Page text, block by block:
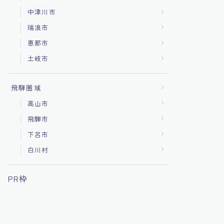
中津川市
瑞浪市
恵那市
土岐市
飛騨圏域
高山市
飛騨市
下呂市
白川村
PR枠